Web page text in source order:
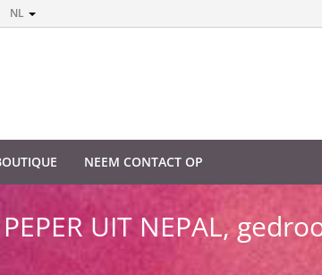
NL
NEEM CONTACT OP
UIT NEPAL,